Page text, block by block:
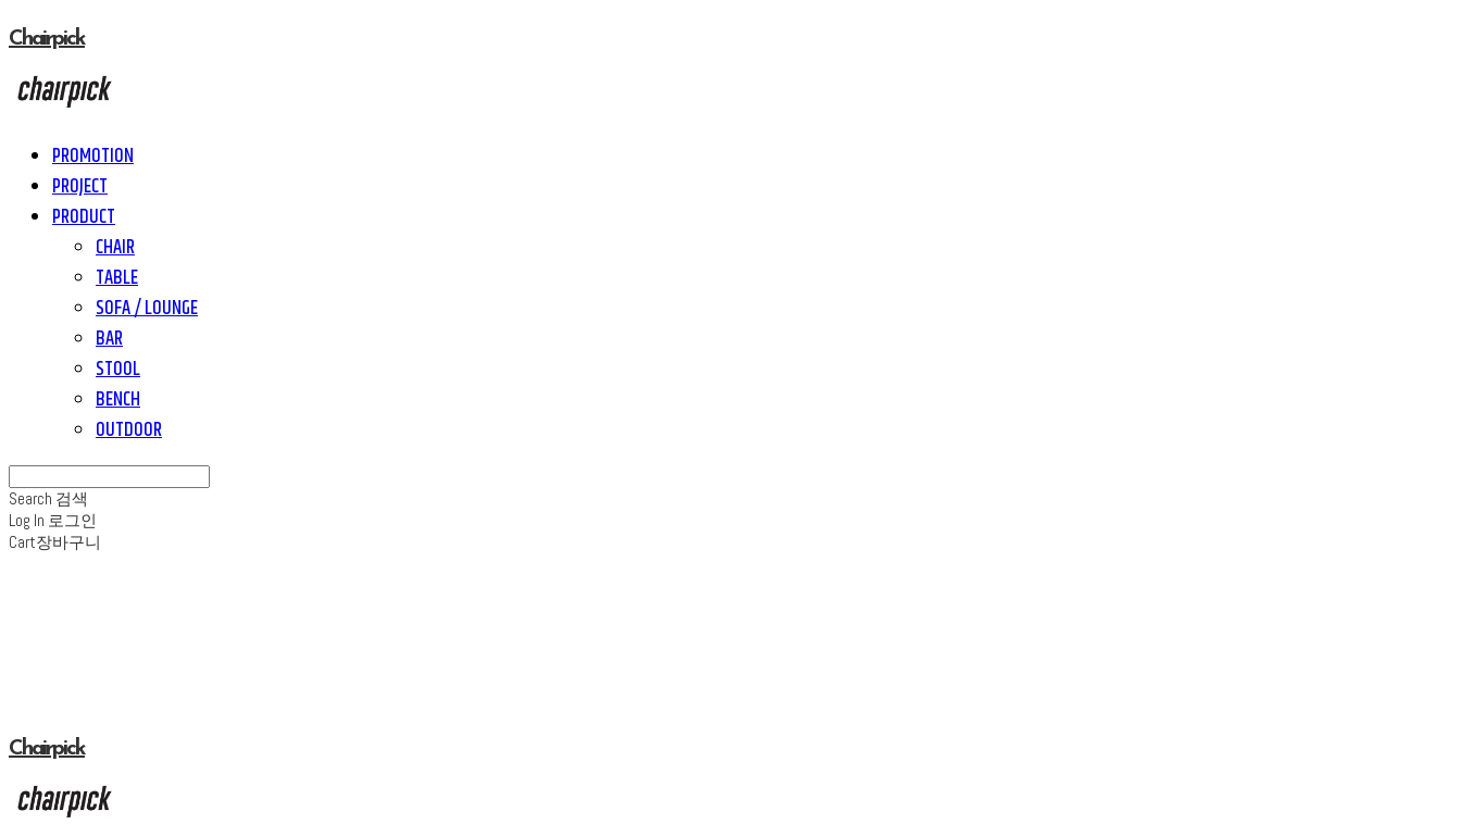
Chairpick
PROMOTION
PROJECT
PRODUCT
CHAIR
TABLE
SOFA / LOUNGE
BAR
STOOL
BENCH
OUTDOOR
Search 검색
Log In 로그인
Cart장바구니
Chairpick